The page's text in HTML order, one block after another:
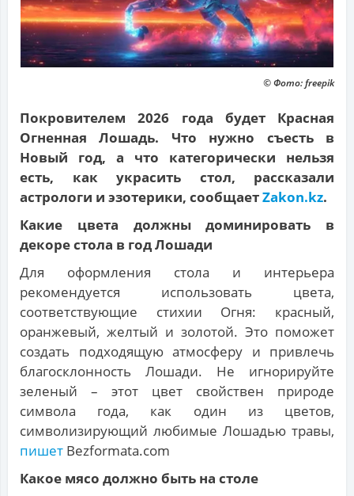
© Фото: freepik
Покровителем 2026 года будет Красная
Огненная Лошадь. Что нужно съесть в
Новый год, а что категорически нельзя
есть, как украсить стол, рассказали
астрологи и эзотерики, сообщаетZakon.kz.
Какие цвета должны доминировать в
декоре стола в год Лошади
Для оформления стола и интерьера
рекомендуется использовать цвета,
соответствующие стихии Огня: красный,
оранжевый, желтый и золотой. Это поможет
создать подходящую атмосферу и привлечь
благосклонность Лошади. Не игнорируйте
зеленый – этот цвет свойствен природе
символа года, как один из цветов,
символизирующий любимые Лошадью травы,
пишет Bezformata.com
Какое мясо должно быть на столе